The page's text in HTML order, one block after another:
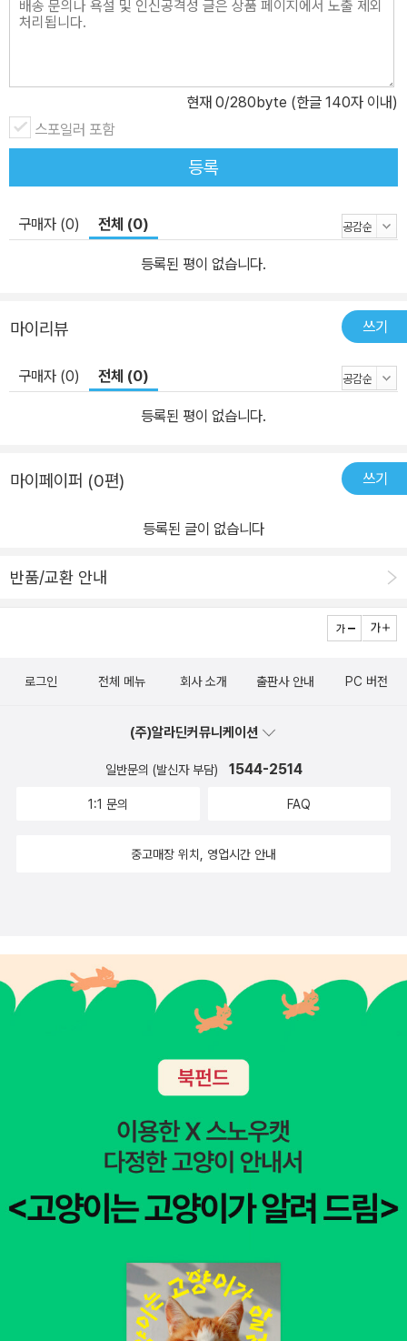
한눈에 보기 쉽게 구성했으며, 주요 선수들의 활동 영역과 능력치를
축구 팬들의 저녁을 즐겁게, 4대 리그외 ‘코리안 리거’ 소속팀 완벽
해부 2024/25 시즌 《The Champion》에서는 손흥민, 이강인, 김
민재, 황희찬을 위시해서 이재성, 정우영, 양민혁, 김지수 등 코리안
유럽 리거들의 활약과 4대 리그외 유럽 리그로 진출한 황인범, 설영
석을 담았다. 또한 한국 선수가 소속된 팀에 대한 전략·전술 및 한국
선수의 정보까지 폭넓게 다룸으로써 소속팀을 완벽 해부했다. 유럽
무대에서의 한국 선수들 《The Champion》은 이번 2024/25 시즌
들은 단순히 새로운 리그에 진출하는 데 그치지 않고, 그곳에서 자신
의 이름을 알리며 팀의 주요 선수로 자리매김하고 있는데 《The Cha
mpion》은 이러한 선수들의 도전과 성장을 따라가며, 그들이 유럽 축
구에 어떤 영향을 미치고 있는지를 자세히 분석했다. 유럽의 축구 팬
들에게 자부심이 될 수 있는 정보와 이야기들로 가득 찬 《The Cha
것이다.
현재 0/280byte (한글 140자 이내)
스포일러 포함
등록
구매자 (0) 전체 (0)
등록된 평이 없습니다.
마이리뷰 쓰기
구매자 (0) 전체 (0)
등록된 평이 없습니다.
마이페이퍼 (0편) 쓰기
등록된 글이 없습니다
반품/교환 안내
로그인 전체 메뉴 회사 소개 출판사 안내 PC 버전
(주)알라딘커뮤니케이션
일반문의 (발신자 부담) 1544-2514
1:1 문의 FAQ
중고매장 위치, 영업시간 안내